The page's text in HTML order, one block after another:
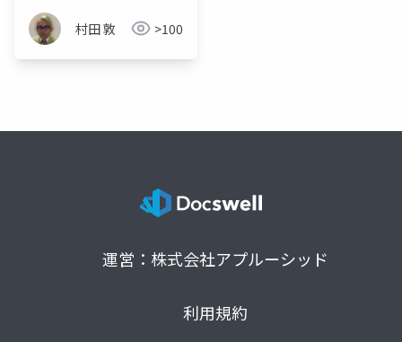
村田 敦 >100
運営：株式会社アプルーシッド
利用規約